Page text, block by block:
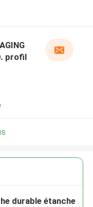
profil
durable étanche